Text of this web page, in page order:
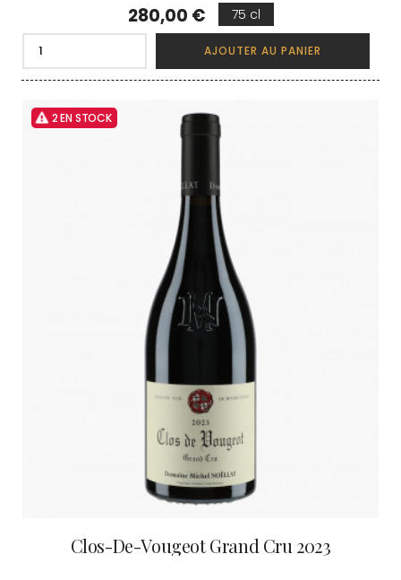
Prix
280,00 € 75 cl
AJOUTER AU PANIER
2 EN STOCK
Clos-De-Vougeot Grand Cru 2023